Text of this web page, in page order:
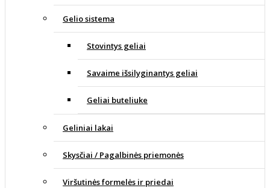
Gelio sistema
Stovintys geliai
Savaime išsilyginantys geliai
Geliai buteliuke
Geliniai lakai
Skysčiai / Pagalbinės priemonės
Viršutinės formelės ir priedai